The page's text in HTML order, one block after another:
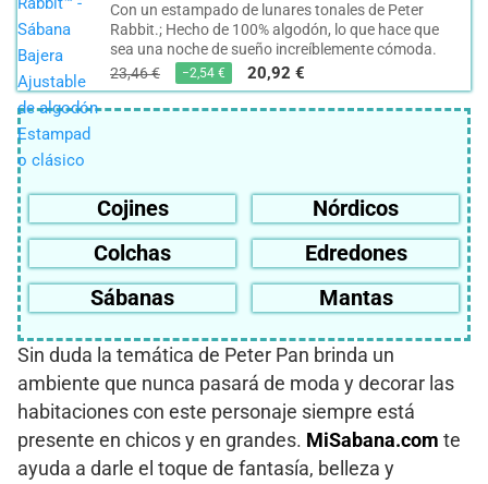
Con un estampado de lunares tonales de Peter
Rabbit.; Hecho de 100% algodón, lo que hace que
sea una noche de sueño increíblemente cómoda.
23,46 €
−2,54 € 20,92 €
Cojines
Nórdicos
Colchas
Edredones
Sábanas
Mantas
Sin duda la temática de Peter Pan brinda un
ambiente que nunca pasará de moda y decorar las
habitaciones con este personaje siempre está
presente en chicos y en grandes. MiSabana.com te
ayuda a darle el toque de fantasía, belleza y